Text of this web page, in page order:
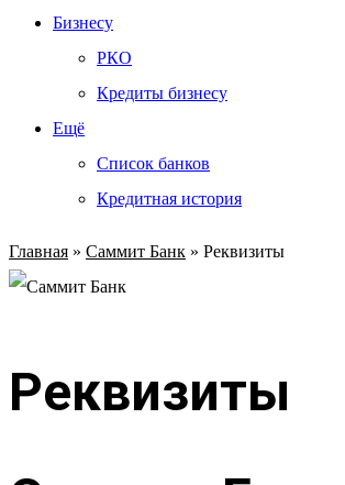
Бизнесу
РКО
Кредиты бизнесу
Ещё
Список банков
Кредитная история
Главная » Саммит Банк » Реквизиты
Реквизиты